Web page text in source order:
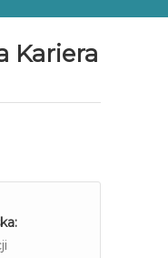
Kariera